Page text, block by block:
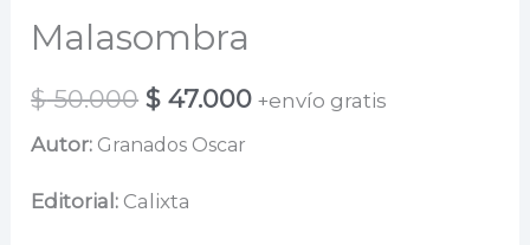
Malasombra
$50.000 El
precio
original
$ 47.000El
+envío gratis
Autor: Granados Oscar
Editorial: Calixta